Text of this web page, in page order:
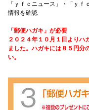
「ｙｆｃニュース」・「ｙｆ
情報を確認
「郵便ハガキ」が必要
２０２４年１０月１日よりハ
ました。ハガキには８５円分
い。